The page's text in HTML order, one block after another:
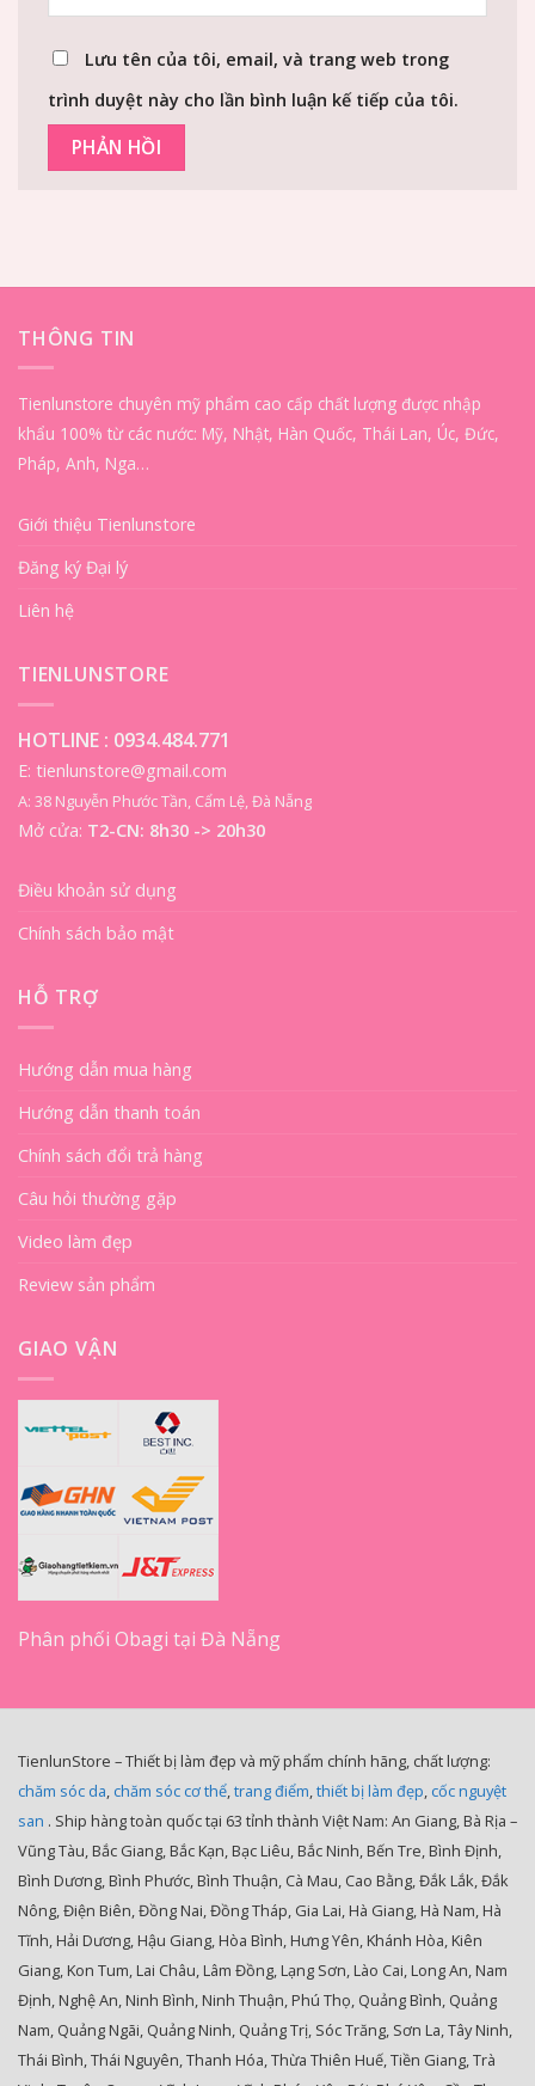
Lưu tên của tôi, email, và trang web trong
trình duyệt này cho lần bình luận kế tiếp của tôi.
THÔNG TIN
Tienlunstore chuyên mỹ phẩm cao cấp chất lượng được nhập
khẩu 100% từ các nước: Mỹ, Nhật, Hàn Quốc, Thái Lan, Úc, Đức,
Pháp, Anh, Nga…
Giới thiệu Tienlunstore
Đăng ký Đại lý
Liên hệ
TIENLUNSTORE
HOTLINE : 0934.484.771
E: tienlunstore@gmail.com
A: 38 Nguyễn Phước Tần, Cẩm Lệ, Đà Nẵng
Mở cửa: T2-CN: 8h30 -> 20h30
Điều khoản sử dụng
Chính sách bảo mật
HỖ TRỢ
Hướng dẫn mua hàng
Hướng dẫn thanh toán
Chính sách đổi trả hàng
Câu hỏi thường gặp
Video làm đẹp
Review sản phẩm
GIAO VẬN
Phân phối Obagi tại Đà Nẵng
TienlunStore – Thiết bị làm đẹp và mỹ phẩm chính hãng, chất lượng:
chăm sóc da, chăm sóc cơ thể,trang điểm,thiết bị làm đẹp, cốc nguyệt
san . Ship hàng toàn quốc tại 63 tỉnh thành Việt Nam: An Giang, Bà Rịa –
Vũng Tàu, Bắc Giang, Bắc Kạn, Bạc Liêu, Bắc Ninh, Bến Tre, Bình Định,
Bình Dương, Bình Phước, Bình Thuận, Cà Mau, Cao Bằng, Đắk Lắk, Đắk
Nông, Điện Biên, Đồng Nai, Đồng Tháp, Gia Lai, Hà Giang, Hà Nam, Hà
Tĩnh, Hải Dương, Hậu Giang, Hòa Bình, Hưng Yên, Khánh Hòa, Kiên
Giang, Kon Tum, Lai Châu, Lâm Đồng, Lạng Sơn, Lào Cai, Long An, Nam
Định, Nghệ An, Ninh Bình, Ninh Thuận, Phú Thọ, Quảng Bình, Quảng
Nam, Quảng Ngãi, Quảng Ninh, Quảng Trị, Sóc Trăng, Sơn La, Tây Ninh,
Thái Bình, Thái Nguyên, Thanh Hóa, Thừa Thiên Huế, Tiền Giang, Trà